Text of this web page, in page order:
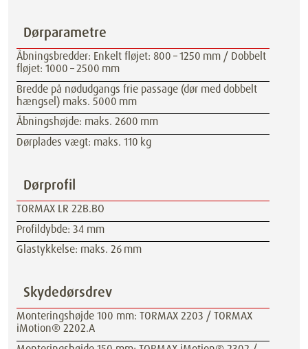
Dørparametre
Åbningsbredder: Enkelt fløjet: 800 – 1250 mm / Dobbelt
fløjet: 1000 – 2500 mm
Bredde på nødudgangs frie passage (dør med dobbelt
hængsel) maks. 5000 mm
Åbningshøjde: maks. 2600 mm
Dørplades vægt: maks. 110 kg
Dørprofil
TORMAX LR 22B.BO
Profildybde: 34 mm
Glastykkelse: maks. 26 mm
Skydedørsdrev
Monteringshøjde 100 mm: TORMAX 2203 / TORMAX
iMotion® 2202.A